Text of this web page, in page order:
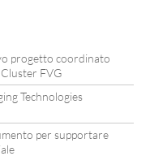
progetto coordinato
FVG
Technologies
per supportare